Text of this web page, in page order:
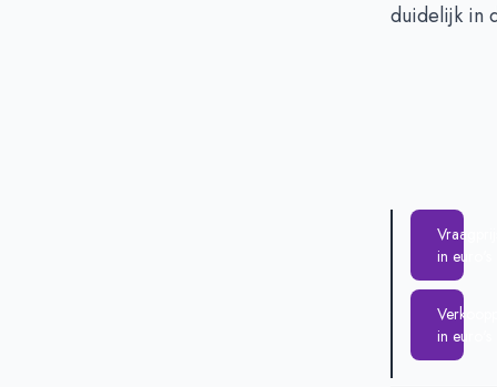
duidelijk in
Vraagprijs
in euro's
in euro's